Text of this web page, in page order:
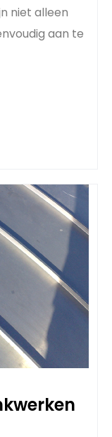
niet alleen
aan te